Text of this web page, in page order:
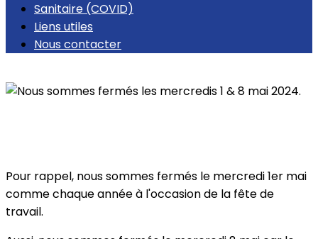
Sanitaire (COVID)
Liens utiles
Nous contacter
Pour rappel, nous sommes fermés le mercredi 1er mai
comme chaque année à l'occasion de la fête de
travail.